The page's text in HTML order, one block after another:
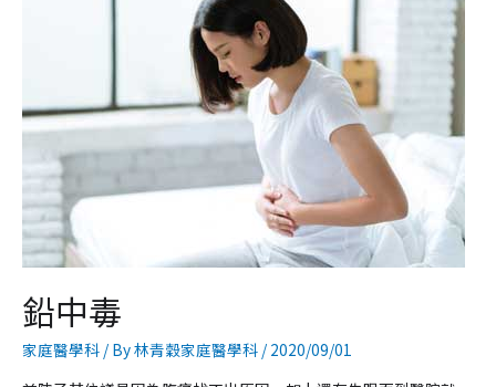
鉛中毒
家庭醫學科 / By林青穀家庭醫學科 / 2020/09/01